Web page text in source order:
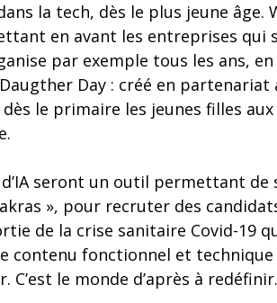
la tech, dès le plus jeune âge.
en avant les entreprises qui
par exemple tous les ans,
Day : créé en partenariat
le primaire les jeunes filles
seront un outil permettant de
», pour recruter des
de la crise sanitaire Covid-19
contenu fonctionnel et
C’est le monde d’après à redéfinir.